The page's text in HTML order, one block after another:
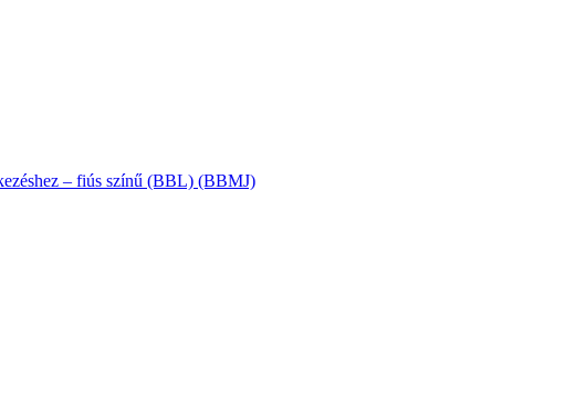
– fiús színű (BBL) (BBMJ)